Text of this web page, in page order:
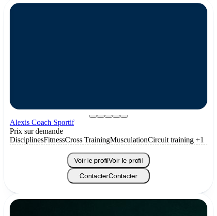
Alexis Coach Sportif
Prix sur demande
DisciplinesFitnessCross TrainingMusculationCircuit training +1
Voir le profilVoir le profil
ContacterContacter